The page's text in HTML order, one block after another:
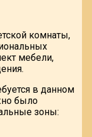
комнаты,
мебели,
в данном
было
зоны: